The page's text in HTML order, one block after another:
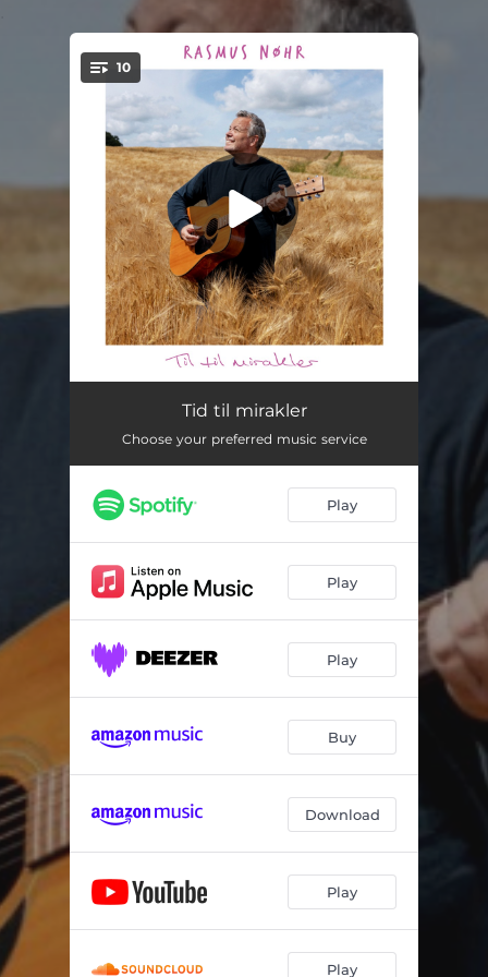
You're all set!
10
Tid til mirakler
Bli og bli ved 04:01
Syrener og villaveje 04:03
Sæsonens sidste sang 04:29
Svaler og lommelærker (Maria kirkeplads er tom) 04:46
Ferien er startet 04:05
Eiffel 04:04
Lille spøgelse (til Thomas) 04:05
Tid til mirakler
Choose your preferred music service
Play
Play
Play
Buy
Download
Play
Play